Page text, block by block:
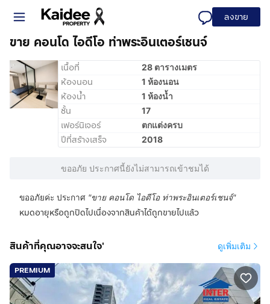
ลงขาย
ขาย คอนโด ไอดีโอ ท่าพระอินเตอร์เชนจ์
เนื้อที่ 28 ตารางเมตร
ห้องนอน 1 ห้องนอน
ห้องน้ำ 1 ห้องน้ำ
ชั้น 17
เฟอร์นิเจอร์ ตกแต่งครบ
ปีที่สร้างเสร็จ 2018
ขออภัย ประกาศนี้ยังไม่สามารถเข้าชมได้
ขออภัยค่ะ ประกาศ "ขาย คอนโด ไอดีโอ ท่าพระอินเตอร์เชนจ์"
หมดอายุหรือถูกปิดไปเนื่องจากสินค้าได้ถูกขายไปแล้ว
สินค้าที่คุณอาจจะสนใจ' ดูเพิ่มเติม
PREMIUM